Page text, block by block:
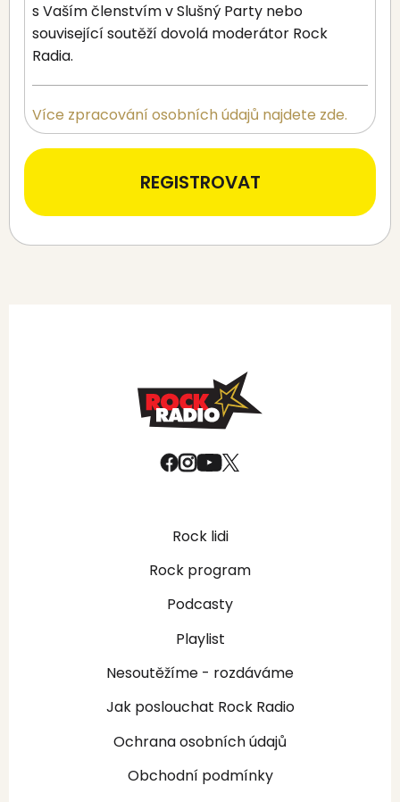
s Vaším členstvím v Slušný Party nebo
související soutěží dovolá moderátor Rock
Radia.
Více zpracování osobních údajů najdete zde.
REGISTROVAT
Rock lidi
Rock program
Podcasty
Playlist
Nesoutěžíme - rozdáváme
Jak poslouchat Rock Radio
Ochrana osobních údajů
Obchodní podmínky